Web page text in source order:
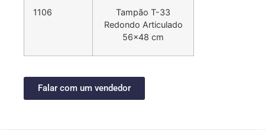
1106
Tampão T-33
Redondo Articulado
56×48 cm
Falar com um vendedor